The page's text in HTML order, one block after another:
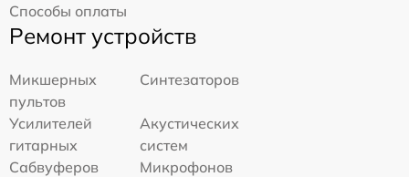
Способы оплаты
Ремонт устройств
Микшерных
пультов
Синтезаторов
Усилителей
гитарных
Акустических
систем
Сабвуферов
Микрофонов